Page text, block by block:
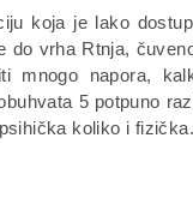
koja je lako
vrha Rtnja,
napora,
5 potpuno
koliko i fizička.